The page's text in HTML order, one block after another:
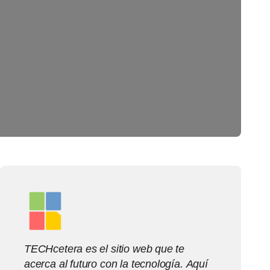
TECHcetera es el sitio web que te
acerca al futuro con la tecnología. Aquí